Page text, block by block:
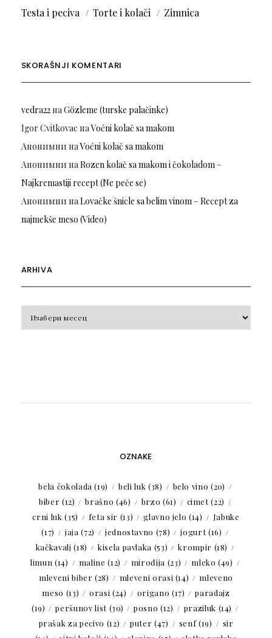
Testa i peciva
Torte i kolači Zimnica
SKORAŠNJI KOMENTARI
vedra22наGözleme (turske palačinke)
Igor Cvitkovac наVoćni kolač sa makom
Анонимни наVoćni kolač sa makom
Анонимни наRozen kolač sa makom i čokoladom –
Najkremastiji recept (Ne peče se)
Анонимни наLovačke šnicle sa belim vinom – Recept za
najmekše meso (Video)
ARHIVA
OZNAKE
bela čokolada (19) beli luk (38) belo vino (20)
biber (12) brašno (46) brzo (61) cimet(22)
crni luk (35) feta sir (13) glavno jelo (14)
Jabuke
(17)
jaja (72) jednostavno (78) jogurt(16)
kačkavalj (18) kisela pavlaka (53) krompir (18)
limun (14) maline (12) mirođija (23) mleko (49)
mleveni biber (28) mleveni orasi (14)
mleveno
meso (13) orasi (24) origano (17)
paradajz
(19)
peršunov list(30) posno (12) praziluk (14)
prašak za pecivo (12) puter (47) senf(19)
sir